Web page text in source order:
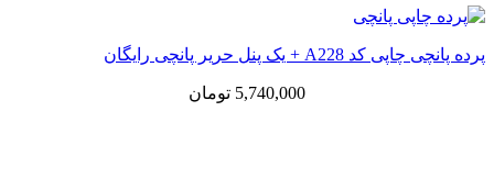
پرده پانچی چاپی کد A228 + یک پنل حریر پانچی رایگان
5,740,000 تومان